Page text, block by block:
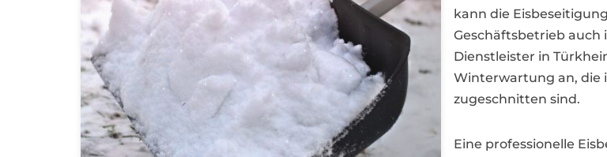
kann die
Geschäftsbetrieb auch
Dienstleister in
Winterwartung an, die
zugeschnitten sind.
Eine professionelle